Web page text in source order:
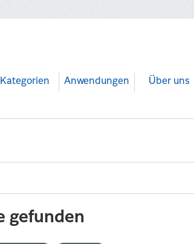
Kategorien Anwendungen Über uns
gefunden